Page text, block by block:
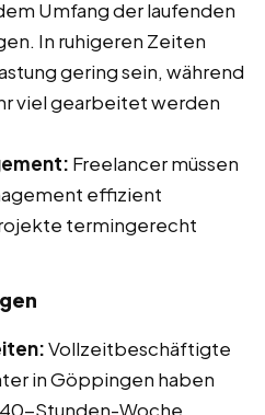
Umfang der laufenden
In ruhigeren Zeiten
gering sein, während
viel gearbeitet werden
Freelancer müssen
effizient
termingerecht
Vollzeitbeschäftigte
in Göppingen haben
Stunden-Woche,